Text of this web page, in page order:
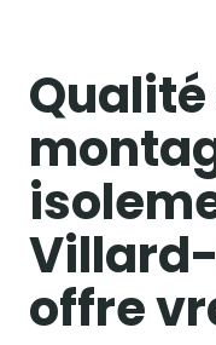
offre